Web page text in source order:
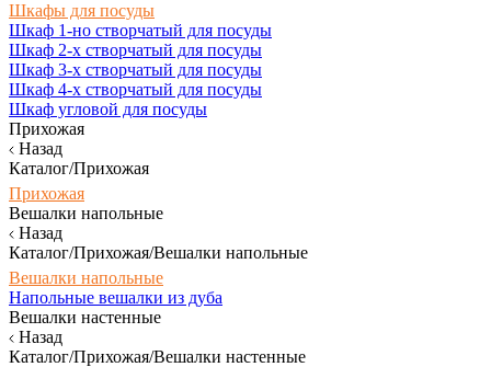
Шкафы для посуды
Шкаф 1-но створчатый для посуды
Шкаф 2-х створчатый для посуды
Шкаф 3-х створчатый для посуды
Шкаф 4-х створчатый для посуды
Шкаф угловой для посуды
Прихожая
Назад
Каталог/Прихожая
Прихожая
Вешалки напольные
Назад
Каталог/Прихожая/Вешалки напольные
Вешалки напольные
Напольные вешалки из дуба
Вешалки настенные
Назад
Каталог/Прихожая/Вешалки настенные